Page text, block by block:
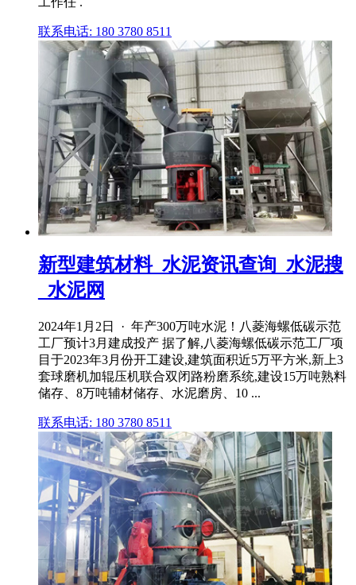
联系电话: 180 3780 8511
新型建筑材料_水泥资讯查询_水泥搜
_水泥网
2024年1月2日 · 年产300万吨水泥！八菱海螺低碳示范
工厂预计3月建成投产 据了解,八菱海螺低碳示范工厂项
目于2023年3月份开工建设,建筑面积近5万平方米,新上3
套球磨机加辊压机联合双闭路粉磨系统,建设15万吨熟料
储存、8万吨辅材储存、水泥磨房、10 ...
联系电话: 180 3780 8511